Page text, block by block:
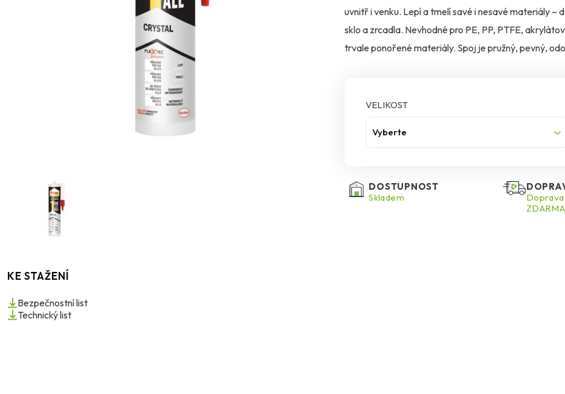
KE STAŽENÍ
Bezpečnostní list
Technický list
uvnitř i venku. Lepí a tmelí savé i nesavé materiály –
sklo a zrcadla. Nevhodné pro PE, PP, PTFE,
trvale ponořené materiály. Spoj je pružný, pevný,
VELIKOST
Vyberte
DOSTUPNOST
Skladem
Doprava